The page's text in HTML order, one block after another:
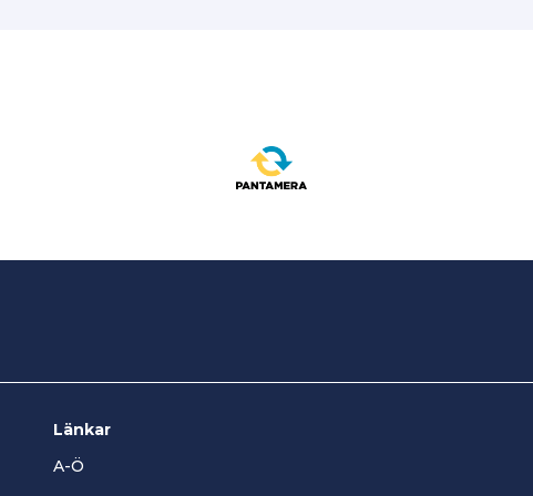
Länkar
A-Ö